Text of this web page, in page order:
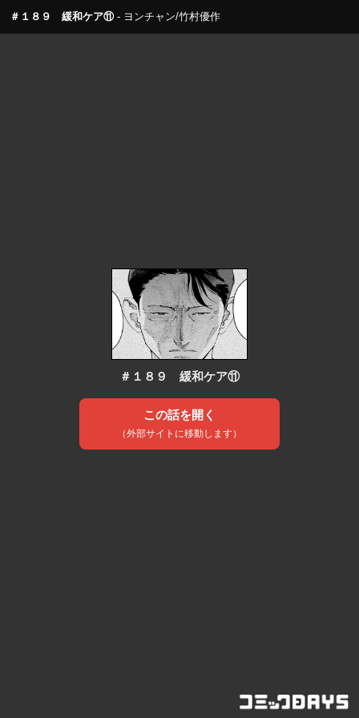
＃１８９ 緩和ケア⑪ ヨンチャン/竹村優作
＃１８９ 緩和ケア⑪
この話を開く
（外部サイトに移動します）